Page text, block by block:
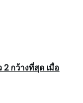
2 กว้างที่สุด เมื่อ